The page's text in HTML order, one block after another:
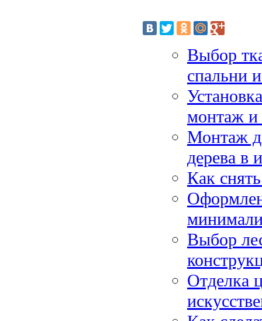
Выбор
спальни
монтаж и
Монтаж
дерева в
Как
Выбор
Отделка